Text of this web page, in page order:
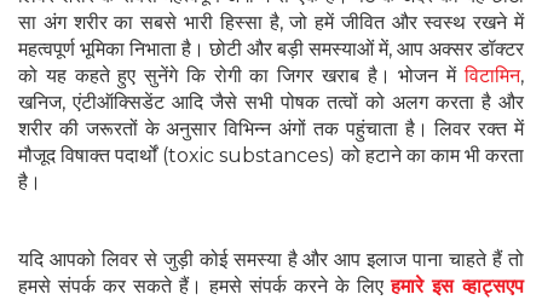
सा अंग शरीर का सबसे भारी हिस्सा है, जो हमें जीवित और स्वस्थ रखने में
महत्वपूर्ण भूमिका निभाता है। छोटी और बड़ी समस्याओं में, आप अक्सर डॉक्टर
को यह कहते हुए सुनेंगे कि रोगी का जिगर खराब है। भोजन मेंविटामिन,
खनिज, एंटीऑक्सिडेंट आदि जैसे सभी पोषक तत्वों को अलग करता है और
शरीर की जरूरतों के अनुसार विभिन्न अंगों तक पहुंचाता है। लिवर रक्त में
मौजूद विषाक्त पदार्थों (toxic substances) को हटाने का काम भी करता
है।
यदि आपको लिवर से जुड़ी कोई समस्या है और आप इलाज पाना चाहते हैं तो
हमसे संपर्क कर सकते हैं। हमसे संपर्क करने के लिएहमारे इस व्हाट्सएप